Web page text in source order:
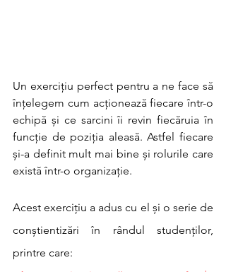
Un exercițiu perfect pentru a ne face să
înțelegem cum acționează fiecare într-o
echipă și ce sarcini îi revin fiecăruia în
funcție de poziția aleasă. Astfel fiecare
și-a definit mult mai bine și rolurile care
există într-o organizație.
Acest exercițiu a adus cu el și o serie de
conștientizări în rândul studenților,
printre care: